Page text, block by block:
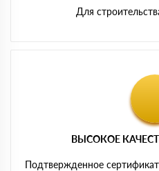
Для
ВЫСОКОЕ
Подтвержденное